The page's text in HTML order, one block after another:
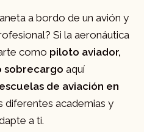
a bordo de un avión y
Si la aeronáutica
como piloto aviador,
sobrecargo aquí
de aviación en
diferentes academias y
a ti.